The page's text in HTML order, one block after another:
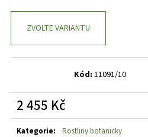
ZVOLTE VARIANTU
Kód: 11091/10
2 455 Kč
Měrná
cena:
Kategorie: Rostliny botanicky
BLUEBARVÍNEK MENŠÍ